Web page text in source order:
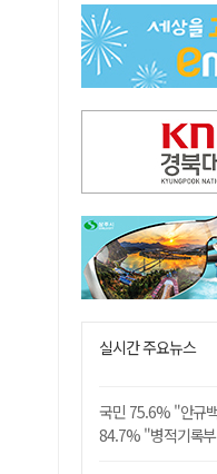
경북 영천시, 9월부
"김용민, 흑백논리
월 매출 9천만원에도 문
실시간 주요뉴스
국민 75.6% "안규
84.7% "병적기록